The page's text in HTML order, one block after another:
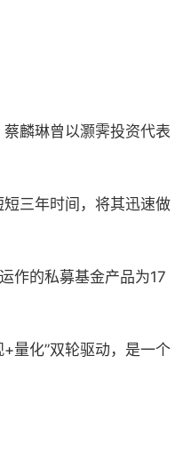
麟琳曾以灏霁投资代表
三年时间，将其迅速做
作的私募基金产品为17
量化”双轮驱动，是一个